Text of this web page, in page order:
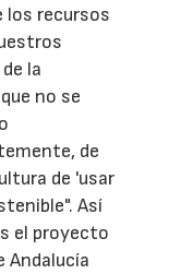
recursos
la
no se
de
de 'usar
Así
el proyecto
Andalucía